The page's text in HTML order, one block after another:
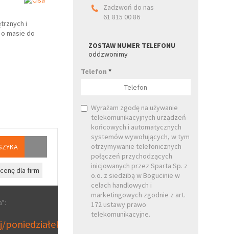
i
masie do
dla firm
poniedziałek
Zadzwoń do nas
61 815 00 86
ZOSTAW NUMER TELEFONU
oddzwonimy
Telefon*
Wyrażam zgodę na używanie
telekomunikacyjnych urządzeń
końcowych i automatycznych
systemów wywołujących, w tym
otrzymywanie telefonicznych
połączeń przychodzących
inicjowanych przez Sparta Sp. z
o.o. z siedzibą w Bogucinie w
celach handlowych i
marketingowych zgodnie z art.
172 ustawy prawo
telekomunikacyjne.